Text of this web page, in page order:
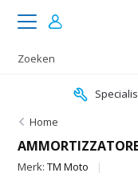
Home
Merk:TM Moto